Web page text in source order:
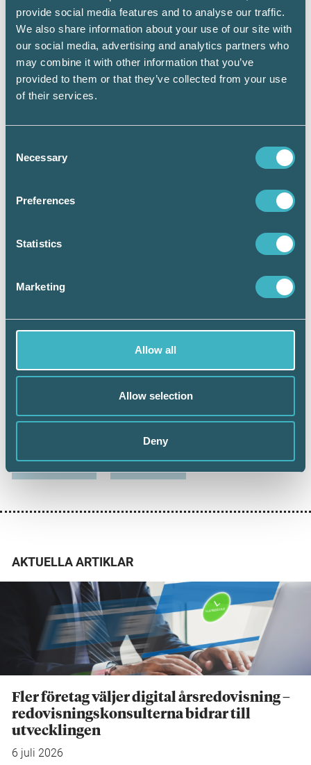
provide social media features and to analyse our traffic.
We also share information about your use of our site with
our social media, advertising and analytics partners who
may combine it with other information that you’ve
provided to them or that they’ve collected from your use
of their services.
Selection
Necessary
Preferences
Statistics
Marketing
Allow all
Allow selection
Deny
anställningskydd går vi igenom de
viktigaste reglerna kring hur en
anställning kan ingås eller avslutas. Vi
fokuserar särskilt på
visstidsanställningar eftersom det är ett
område där man lätt kan göra
igenom kursen och ger dig svar på vad
som ska dokumenteras, utifrån lag samt
undvika tvister.
Thomas Englund
Dela:
AKTUELLA ARTIKLAR
Fler företag väljer digital årsredovisning –
redovisningskonsulterna bidrar till
utvecklingen
6 juli 2026